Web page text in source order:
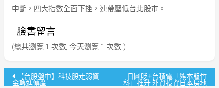
中斷，四大指數全面下挫，連帶壓低台北股市。…
臉書留言
(總共瀏覽 1 次數, 今天瀏覽 1 次數 )
文 【台股盤中】科技股走弱資
金轉進傳產
日圓貶+台積電「熊本版竹
科」推升 外資投資日本房地